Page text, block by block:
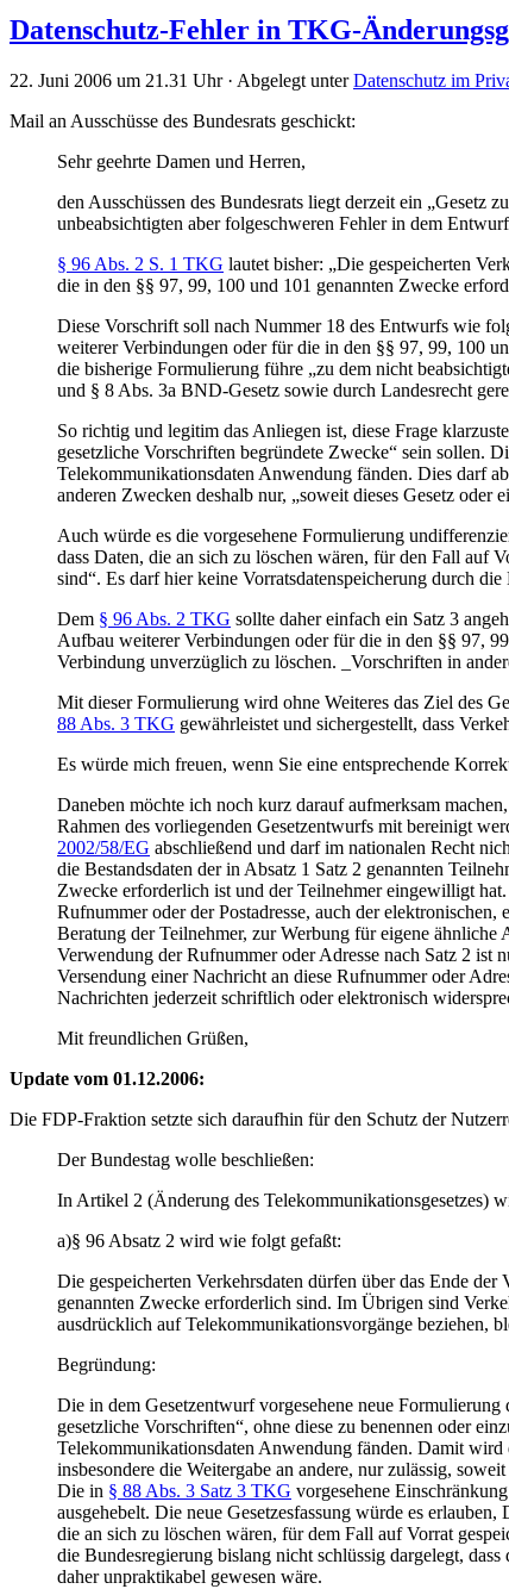
Datenschutz-Fehler in TKG-
22. Juni 2006 um 21.31 Uhr · Abgelegt unterDatenschutz im
Mail an Ausschüsse des Bundesrats geschickt:
Sehr geehrte Damen und Herren,
den Ausschüssen des Bundesrats liegt derzeit ein
unbeabsichtigten aber folgeschweren Fehler in dem
§ 96 Abs. 2 S. 1 TKG lautet bisher: „Die gespeicherten
die in den §§ 97, 99, 100 und 101 genannten Zwecke
Diese Vorschrift soll nach Nummer 18 des Entwurfs wie
weiterer Verbindungen oder für die in den §§ 97, 99, 100
die bisherige Formulierung führe „zu dem nicht
und § 8 Abs. 3a BND-Gesetz sowie durch Landesrecht
So richtig und legitim das Anliegen ist, diese Frage
gesetzliche Vorschriften begründete Zwecke“ sein sollen.
Telekommunikationsdaten Anwendung fänden. Dies darf
anderen Zwecken deshalb nur, „soweit dieses Gesetz
Auch würde es die vorgesehene Formulierung
dass Daten, die an sich zu löschen wären, für den Fall auf
sind“. Es darf hier keine Vorratsdatenspeicherung durch
Dem § 96 Abs. 2 TKG sollte daher einfach ein Satz 3
Aufbau weiterer Verbindungen oder für die in den §§ 97,
Verbindung unverzüglich zu löschen. _Vorschriften in
Mit dieser Formulierung wird ohne Weiteres das Ziel des
88 Abs. 3 TKG gewährleistet und sichergestellt, dass
Es würde mich freuen, wenn Sie eine entsprechende
Daneben möchte ich noch kurz darauf aufmerksam machen,
Rahmen des vorliegenden Gesetzentwurfs mit bereinigt
2002/58/EG abschließend und darf im nationalen Recht
die Bestandsdaten der in Absatz 1 Satz 2 genannten
Zwecke erforderlich ist und der Teilnehmer eingewilligt
Rufnummer oder der Postadresse, auch der
Beratung der Teilnehmer, zur Werbung für eigene
Verwendung der Rufnummer oder Adresse nach Satz 2 ist
Versendung einer Nachricht an diese Rufnummer oder
Nachrichten jederzeit schriftlich oder elektronisch
Mit freundlichen Grüßen,
Update vom 01.12.2006:
Die FDP-Fraktion setzte sich daraufhin für den Schutz der
Der Bundestag wolle beschließen:
In Artikel 2 (Änderung des Telekommunikationsgesetzes)
a)§ 96 Absatz 2 wird wie folgt gefaßt:
Die gespeicherten Verkehrsdaten dürfen über das Ende
genannten Zwecke erforderlich sind. Im Übrigen sind
ausdrücklich auf Telekommunikationsvorgänge beziehen,
Begründung:
Die in dem Gesetzentwurf vorgesehene neue Formulierung
gesetzliche Vorschriften“, ohne diese zu benennen oder
Telekommunikationsdaten Anwendung fänden. Damit wird
insbesondere die Weitergabe an andere, nur zulässig,
Die in § 88 Abs. 3 Satz 3 TKG vorgesehene
ausgehebelt. Die neue Gesetzesfassung würde es
die an sich zu löschen wären, für dem Fall auf Vorrat
die Bundesregierung bislang nicht schlüssig dargelegt, dass
daher unpraktikabel gewesen wäre.